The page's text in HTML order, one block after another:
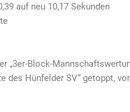
auf neu 10,17 Sekunden
„3er-Block-
des Hünfelder SV“ getoppt,